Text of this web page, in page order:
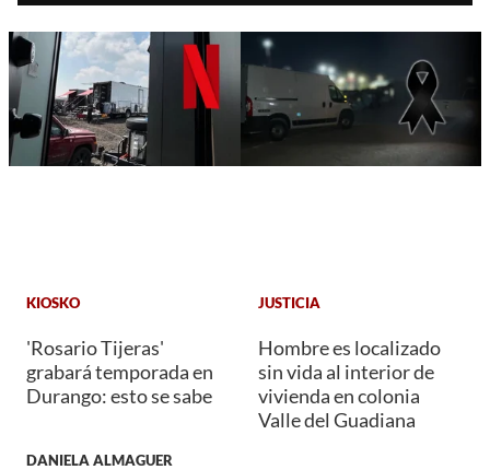
KIOSKO
'Rosario Tijeras'
grabará temporada en
Durango: esto se sabe
DANIELA ALMAGUER
JUSTICIA
Hombre es localizado
sin vida al interior de
vivienda en colonia
Valle del Guadiana